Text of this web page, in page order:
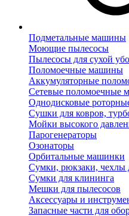
Подметальные машины
Моющие пылесосы
Пылесосы для сухой
Поломоечные машины
Аккумуляторные
Сетевые поломоечные
Однодисковые
Сушки для ковров,
Мойки высокого
Парогенераторы
Озонаторы
Орбитальные машинки
Сумки, рюкзаки, чехлы
Сумки для клининга
Мешки для пылесосов
Аксессуары и
Запасные части для